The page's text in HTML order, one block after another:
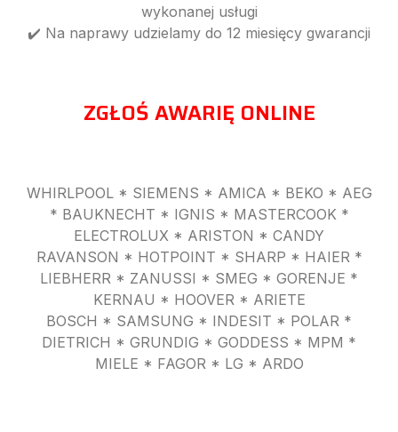
wykonanej usługi
✔️ Na naprawy udzielamy do 12 miesięcy gwarancji
ZGŁOŚ AWARIĘ ONLINE
WHIRLPOOL * SIEMENS * AMICA * BEKO * AEG
* BAUKNECHT * IGNIS * MASTERCOOK *
ELECTROLUX * ARISTON * CANDY
RAVANSON * HOTPOINT * SHARP * HAIER *
LIEBHERR * ZANUSSI * SMEG * GORENJE *
KERNAU * HOOVER * ARIETE
BOSCH * SAMSUNG * INDESIT * POLAR *
DIETRICH * GRUNDIG * GODDESS * MPM *
MIELE * FAGOR * LG * ARDO